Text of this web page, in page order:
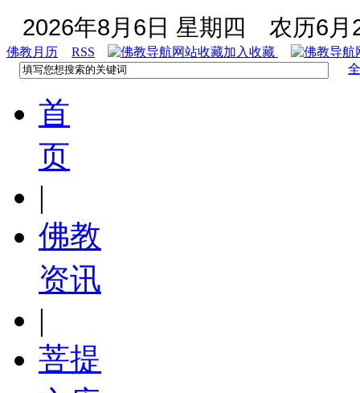
2026年8月6日 星期四 农历6月
佛教月历 RSS
加入收藏
首
页
|
佛教
资讯
|
菩提